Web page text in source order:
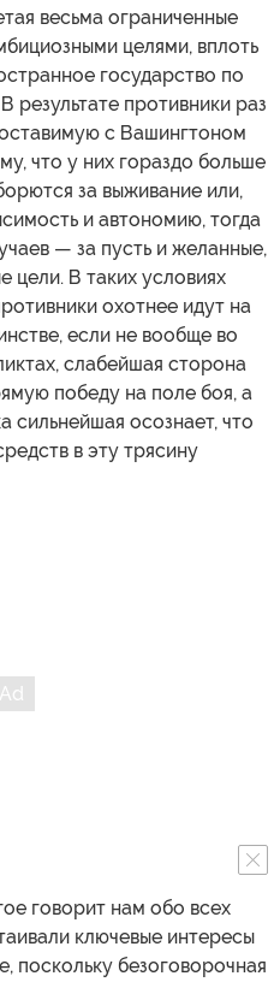
весьма ограниченные
целями, вплоть
государство по
противники раз
с Вашингтоном
что у них гораздо больше
за выживание или,
и автономию, тогда
— за пусть и желанные,
цели. В таких условиях
охотнее идут на
если не вообще во
слабейшая сторона
победу на поле боя, а
сильнейшая осознает, что
в эту трясину
говорит нам обо всех
ключевые интересы
поскольку безоговорочная